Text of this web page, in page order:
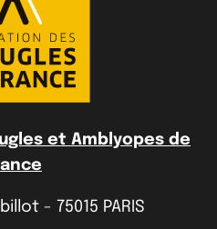
et Amblyopes de
- 75015 PARIS